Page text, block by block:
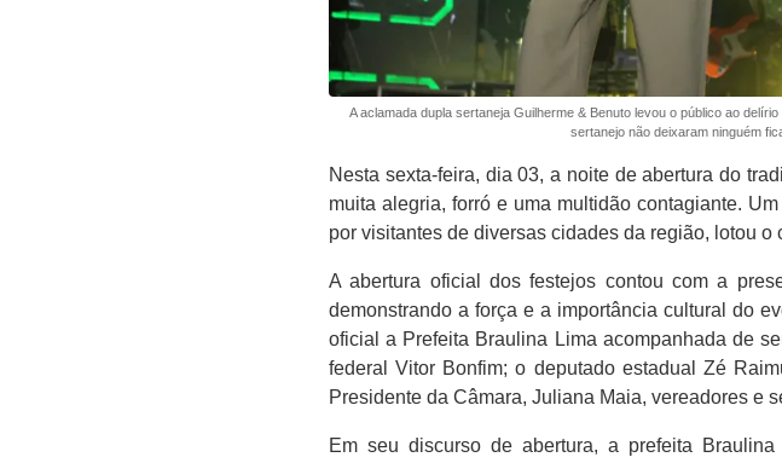
A aclamada dupla sertaneja Guilherme & Benuto levou o público ao
sertanejo não deixaram ninguém
Nesta sexta-feira, dia 03, a noite de abertura do
muita alegria, forró e uma multidão contagiante.
por visitantes de diversas cidades da região, lotou
A abertura oficial dos festejos contou com a
demonstrando a força e a importância cultural do
oficial a Prefeita Braulina Lima acompanhada de
federal Vitor Bonfim; o deputado estadual Zé
Presidente da Câmara, Juliana Maia, vereadores e
Em seu discurso de abertura, a prefeita